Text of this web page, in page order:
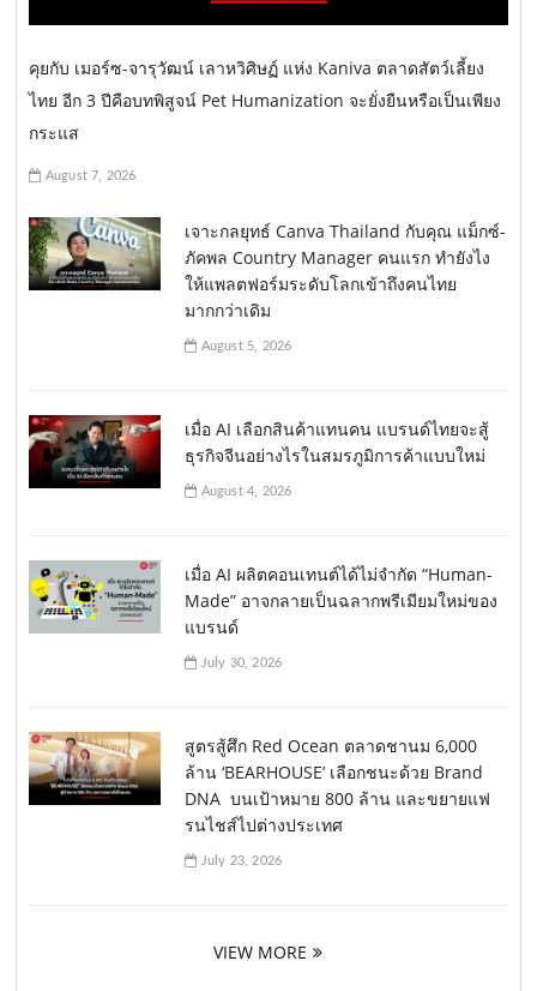
คุยกับ เมอร์ซ-จารุวัฒน์ เลาหวิศิษฏ์ แห่ง Kaniva ตลาดสัตว์เลี้ยง
ไทย อีก 3 ปีคือบทพิสูจน์ Pet Humanization จะยั่งยืนหรือเป็นเพียง
กระแส
August 7, 2026
เจาะกลยุทธ์ Canva Thailand กับคุณ แม็กซ์-
ภัคพล Country Manager คนแรก ทำยังไง
ให้แพลตฟอร์มระดับโลกเข้าถึงคนไทย
มากกว่าเดิม
August 5, 2026
เมื่อ AI เลือกสินค้าแทนคน แบรนด์ไทยจะสู้
ธุรกิจจีนอย่างไรในสมรภูมิการค้าแบบใหม่
August 4, 2026
เมื่อ AI ผลิตคอนเทนต์ได้ไม่จำกัด “Human-
Made” อาจกลายเป็นฉลากพรีเมียมใหม่ของ
แบรนด์
July 30, 2026
สูตรสู้ศึก Red Ocean ตลาดชานม 6,000
ล้าน ‘BEARHOUSE’ เลือกชนะด้วย Brand
DNA บนเป้าหมาย 800 ล้าน และขยายแฟ
รนไชส์ไปต่างประเทศ
July 23, 2026
VIEW MORE